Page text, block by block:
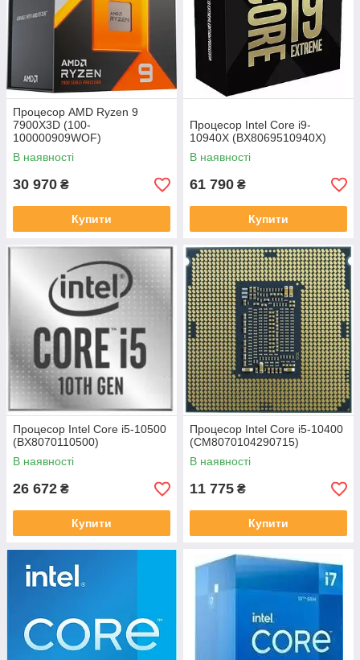
Процесор AMD Ryzen 9
7900X3D (100-
100000909WOF)
В наявності
30 970 ₴
Купити
Процесор Intel Core i9-
10940X (BX8069510940X)
В наявності
61 790 ₴
Купити
Процесор Intel Core i5-10500
(BX8070110500)
В наявності
26 672 ₴
Купити
Процесор Intel Core i5-10400
(CM8070104290715)
В наявності
11 775 ₴
Купити